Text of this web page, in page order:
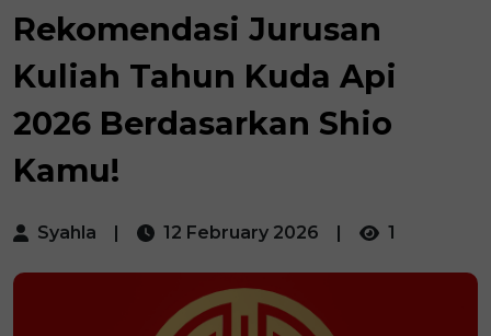
Rekomendasi Jurusan
Kuliah Tahun Kuda Api
2026 Berdasarkan Shio
Kamu!
Syahla | 12 February 2026 | 1